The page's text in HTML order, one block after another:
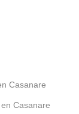
Casanare
Casanare